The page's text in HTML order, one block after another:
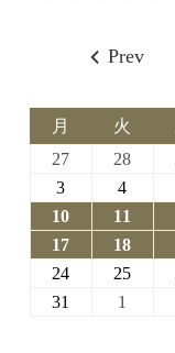
Prev
月
曜
火
曜
272026-
27
282026-
32026-
08-
03
42026-
08-
04
102026-
08-
11
08-
11
172026-
08-
182026-
08-
242026-
252026-
31 1